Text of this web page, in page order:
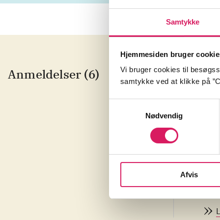
Samtykke
Hjemmesiden bruger
Vi bruger cookies til
samtykke ved at klikke på
Nødvendig
Afvis
Anmeldelser (6)
</